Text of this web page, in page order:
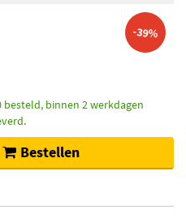
-39%
besteld, binnen 2 werkdagen
Bestellen